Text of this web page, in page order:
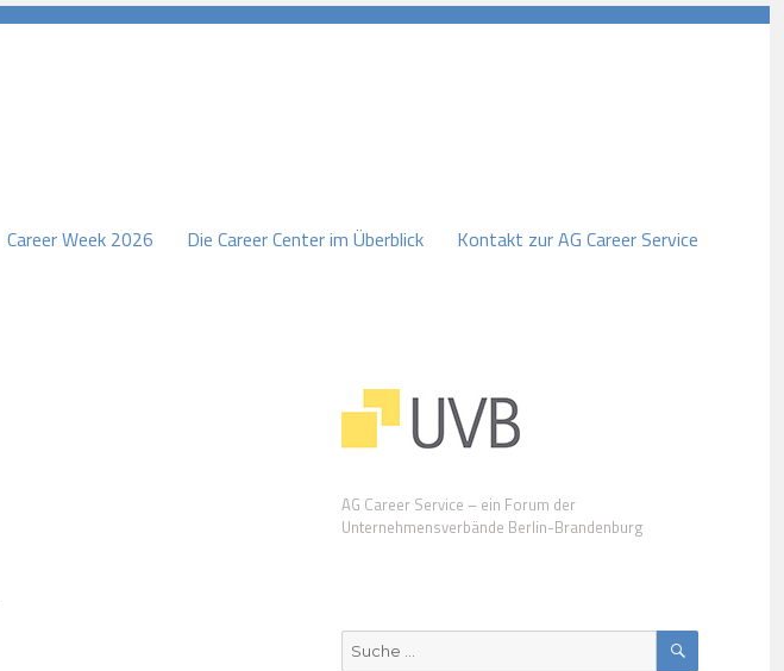
Career Week 2026 Die Career Center im Überblick Kontakt zur AG Career Service
AG Career Service – ein Forum der
Unternehmensverbände Berlin-Brandenburg
Suche
nach:
SUCHEN